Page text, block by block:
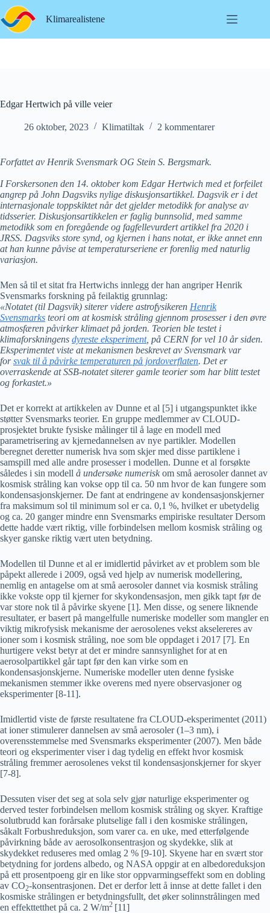
Hopp
til
innholdet
Klimarealistene
Edgar Hertwich på ville veier
26 oktober, 2023 Klimatiltak 2 kommentarer
Forfattet av Henrik Svensmark OG Stein S. Bergsmark.
I Forskersonen den 14. oktober kom Edgar Hertwich med et forfeilet
angrep på John Dagsviks nylige diskusjonsartikkel. Dagsvik er i det
internasjonale toppskiktet når det gjelder metodikk for analyse av
tidsserier. Diskusjonsartikkelen er faglig bunnsolid, med samme
metodikk som en foregående og fagfellevurdert artikkel fra 2020 i
JRSS. Dagsviks store synd, og kjernen i hans notat, er ikke annet enn
at han kunne påvise at temperaturseriene er forenlig med naturlig
variasjon.
Men så til et sitat fra Hertwichs innlegg der han angriper Henrik
Svensmarks forskning på feilaktig grunnlag:
«Notatet (til Dagsvik) siterer videre astrofysikeren Henrik
Svensmarks teori om at kosmisk stråling gjennom prosesser i den øvre
atmosfæren påvirker klimaet på jorden. Teorien ble testet i
klimaforskningens dyreste eksperiment, på CERN for vel 10 år siden.
Eksperimentet viste at mekanismen beskrevet av Svensmark var
forsvak til å påvirke temperaturen på jordoverflaten. Det er
overraskende at SSB-notatet siterer gamle teorier som har blitt testet
og forkastet.»
Det er korrekt at artikkelen av Dunne et al [5] i utgangspunktet ikke
støtter Svensmarks teorier. En gruppe medlemmer av CLOUD-
prosjektet brukte fysiske målinger til å lage en modell med
parametrisering av kjernedannelsen av nye partikler. Modellen
beregnet deretter numerisk hva som skjer med disse partiklene i
samspill med alle andre prosesser i modellen. Dunne et al forsøkte
således i sin modell å undersøke numerisk om små aerosoler dannet av
kosmisk stråling kan vokse opp til ca. 50 nm hvor de kan fungere som
kondensasjonskjerner. De fant at endringene av kondensasjonskjerner
fra maksimum sol til minimum sol er ca. 0,1 %, hvilket er ubetydelig
og ca. 20 ganger mindre enn Svensmarks empiriske resultater Dersom
dette hadde vært riktig, ville forbindelsen mellom kosmisk stråling og
skyer ganske riktig vært uten betydning.
Modellen til Dunne et al er imidlertid påvirket av et problem som ble
påpekt allerede i 2009, også ved hjelp av numerisk modellering,
nemlig en antagelse om at små aerosoler dannet via kosmisk stråling
ikke vokste opp til kjerner for skykondensasjon, men gikk tapt før de
var store nok til å påvirke skyene [1]. Men disse, og senere liknende
resultater, er basert på mangelfulle numeriske modeller som mangler en
viktig mikrofysisk mekanisme der aerosolenes vekst akselereres av
ioner som i kosmisk stråling, noe som ble oppdaget i 2017 [7]. En
hurtigere vekst betyr at det er mindre sannsynlighet for at en
aerosolpartikkel går tapt før den kan virke som en
kondensasjonskjerne. Numeriske modeller uten denne fysiske
mekanismen stemmer ikke overens med nyere observasjoner og
eksperimenter [8-11].
Imidlertid viste de første resultatene fra CLOUD-eksperimentet (2011)
at ioner stimulerer dannelsen av små aerosoler (1–3 nm), i
overensstemmelse med Svensmarks eksperimenter (2007). Men både
teori og eksperimenter viser i dag tydelig en effekt hvor kosmisk
stråling fremmer aerosolenes vekst til kondensasjonskjerner for skyer
[7-8].
Dessuten viser det seg at sola selv gjør naturlige eksperimenter og
derved tester forbindelsen mellom kosmisk stråling og skyer. Kraftige
solutbrudd kan forårsake plutselige fall i den kosmiske strålingen,
såkalt Forbushreduksjon, som varer ca. en uke, med etterfølgende
påvirkning både av aerosolkonsentrasjon og skydekke, slik at
skydekket reduseres med omlag 2 % [9-10]. Skyene har en svært stor
betydning for jordens albedo, og NASA oppgir at en albedoreduksjon
på ett prosentpoeng gir en like stor oppvarmingseffekt som en dobling
av CO2-konsentrasjonen. Det er derfor lett å innse at dette fallet i den
kosmiske strålingen er betydningsfullt, det øker solinnstrålingen med
en effekttetthet på ca. 2 W/m2 [11]